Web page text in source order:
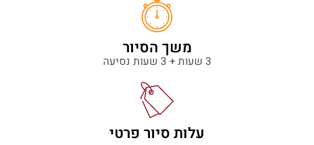
משך הסיור
3 שעות + 3 שעות נסיעה
עלות סיור פרטי